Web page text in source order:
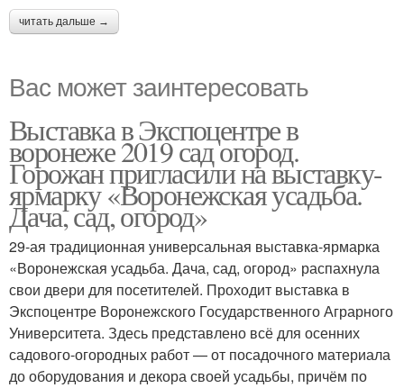
читать дальше →
Вас может заинтересовать
Выставка в Экспоцентре в
воронеже 2019 сад огород.
Горожан пригласили на выставку-
ярмарку «Воронежская усадьба.
Дача, сад, огород»
29-ая традиционная универсальная выставка-ярмарка
«Воронежская усадьба. Дача, сад, огород» распахнула
свои двери для посетителей. Проходит выставка в
Экспоцентре Воронежского Государственного Аграрного
Университета. Здесь представлено всё для осенних
садового-огородных работ — от посадочного материала
до оборудования и декора своей усадьбы, причём по